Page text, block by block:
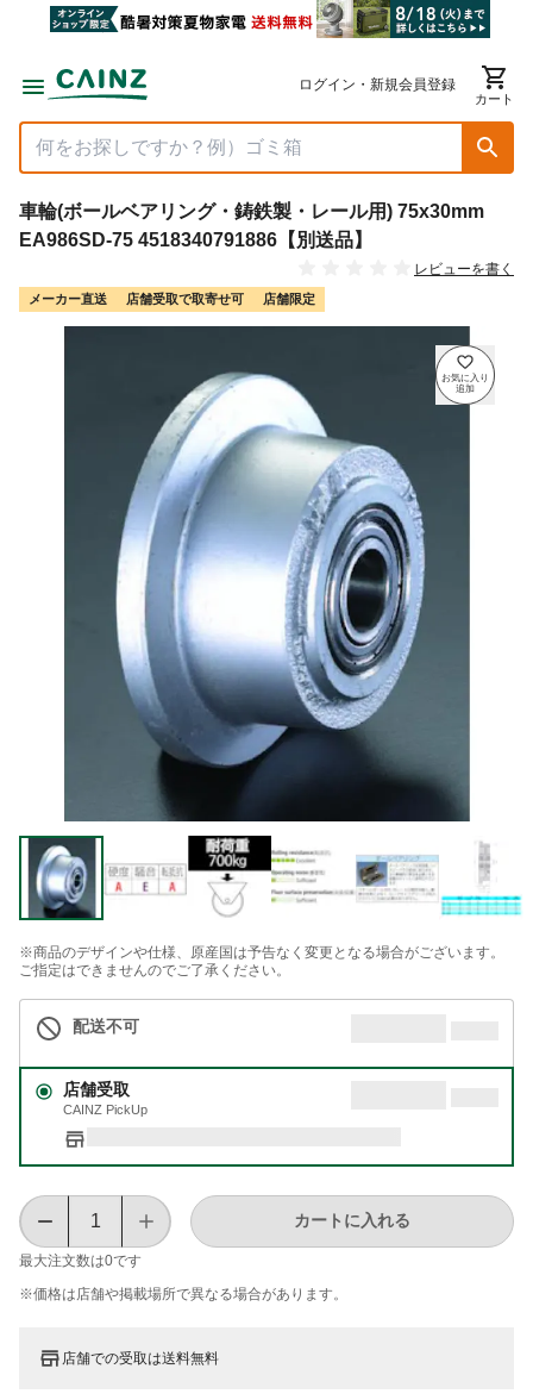
ログイン・新規会員登録
カート
車輪(ボールベアリング・鋳鉄製・レール用) 75x30mm
EA986SD-75 4518340791886【別送品】
レビューを書く
メーカー直送 店舗受取で取寄せ可 店舗限定
※商品のデザインや仕様、原産国は予告なく変更となる場合がございます。
ご指定はできませんのでご了承ください。
配送不可
店舗受取
CAINZ PickUp
最大注文数は0です
カートに入れる
※価格は​店舗や​掲載場所で​異なる​場合が​あります。
店舗での受取は送料無料